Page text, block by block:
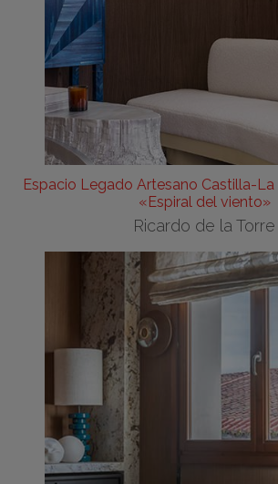
Espacio Legado Artesano Castilla-La
«Espiral del viento»
Ricardo de la Torre